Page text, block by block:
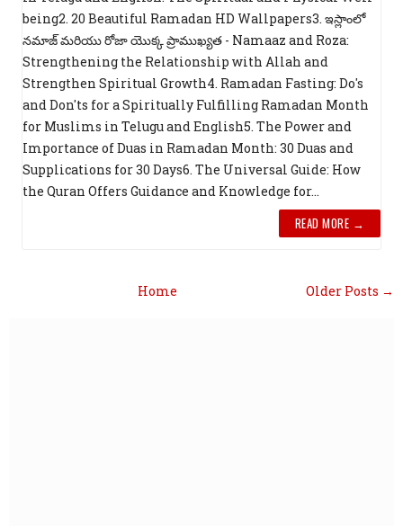
being2. 20 Beautiful Ramadan HD Wallpapers3. ఇస్లాంలో
నమాజ్ మరియు రోజా యొక్క ప్రాముఖ్యత - Namaaz and Roza:
Strengthening the Relationship with Allah and
Strengthen Spiritual Growth4. Ramadan Fasting: Do's
and Don'ts for a Spiritually Fulfilling Ramadan Month
for Muslims in Telugu and English5. The Power and
Importance of Duas in Ramadan Month: 30 Duas and
Supplications for 30 Days6. The Universal Guide: How
the Quran Offers Guidance and Knowledge for...
READ MORE →
Older Posts →
Home